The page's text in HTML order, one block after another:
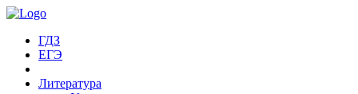
ГДЗ
ЕГЭ
Литература